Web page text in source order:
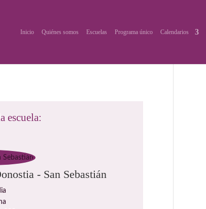
Inicio Quiénes somos Escuelas Programa único Calendarios
escuela:
- San Sebastián